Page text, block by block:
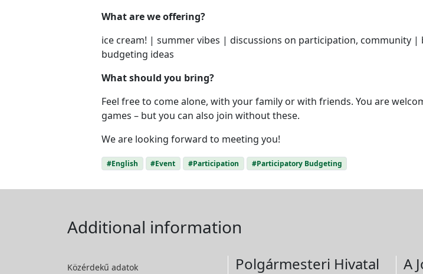
What are we offering?
ice cream! | summer vibes | discussions on participation,
budgeting ideas
What should you bring?
Feel free to come alone, with your family or with friends. You are
games – but you can also join without these.
We are looking forward to meeting you!
#English #Event #Participation #Participatory Budgeting
Additional information
Közérdekű adatok Polgármesteri Hivatal A